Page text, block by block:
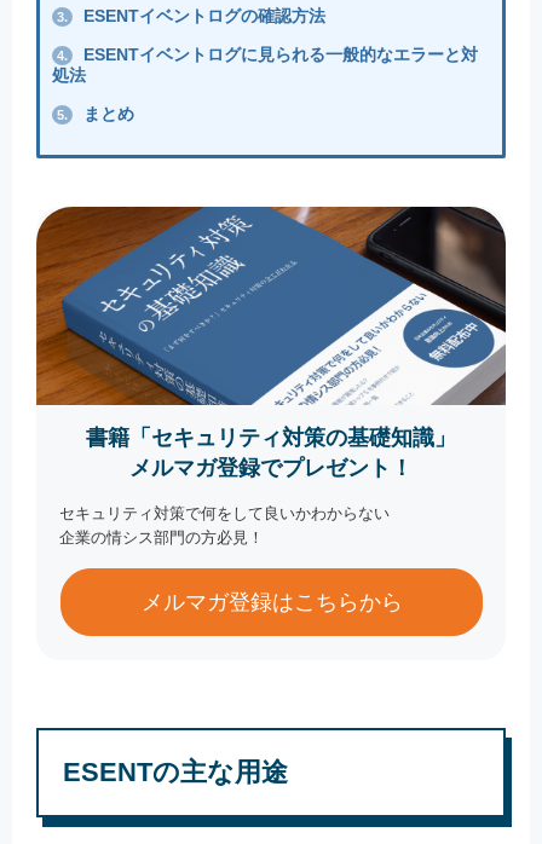
3. ESENTイベントログの確認方法
4.
ESENTイベントログに見られる一般的なエラーと対
処法
5. まとめ
書籍「セキュリティ対策の基礎知識」
メルマガ登録でプレゼント！
セキュリティ対策で何をして良いかわからない
企業の情シス部門の方必見！
メルマガ登録はこちらから
ESENTの主な用途